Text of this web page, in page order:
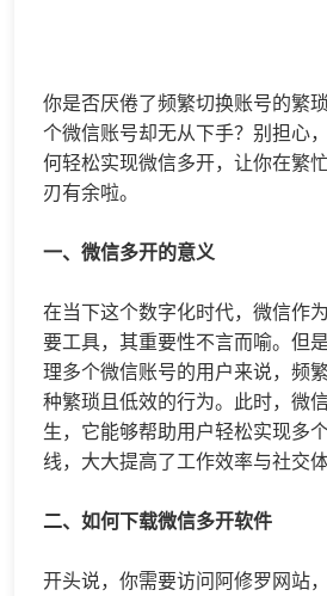
你是否厌倦了频繁切换账号的繁
个微信账号却无从下手？别担心
何轻松实现微信多开，让你在繁
刃有余啦。
一、 微信多开的意义
在当下这个数字化时代，微信作
要工具，其重要性不言而喻。但
理多个微信账号的用户来说，频
种繁琐且低效的行为。此时，微
生，它能够帮助用户轻松实现多
线，大大提高了工作效率与社交体
二、如何下载微信多开软件
开头说，你需要访问阿修罗网站